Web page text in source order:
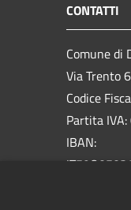
CONTATTI
Comune di
Via Trento
Codice
Partita
IBAN: